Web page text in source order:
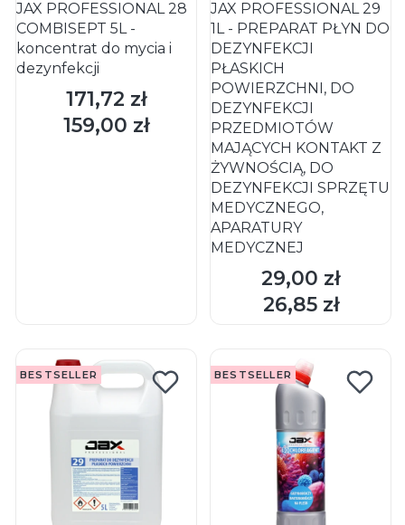
JAX PROFESSIONAL 28
COMBISEPT 5L -
koncentrat do mycia i
dezynfekcji
Cena
171,72 zł
Cena
159,00 zł
JAX PROFESSIONAL 29
1L - PREPARAT PŁYN DO
DEZYNFEKCJI
PŁASKICH
POWIERZCHNI, DO
DEZYNFEKCJI
PRZEDMIOTÓW
MAJĄCYCH KONTAKT Z
ŻYWNOŚCIĄ, DO
DEZYNFEKCJI SPRZĘTU
MEDYCZNEGO,
APARATURY
MEDYCZNEJ
Cena
29,00 zł
Cena
26,85 zł
DO KOSZYKA
BESTSELLER BESTSELLER